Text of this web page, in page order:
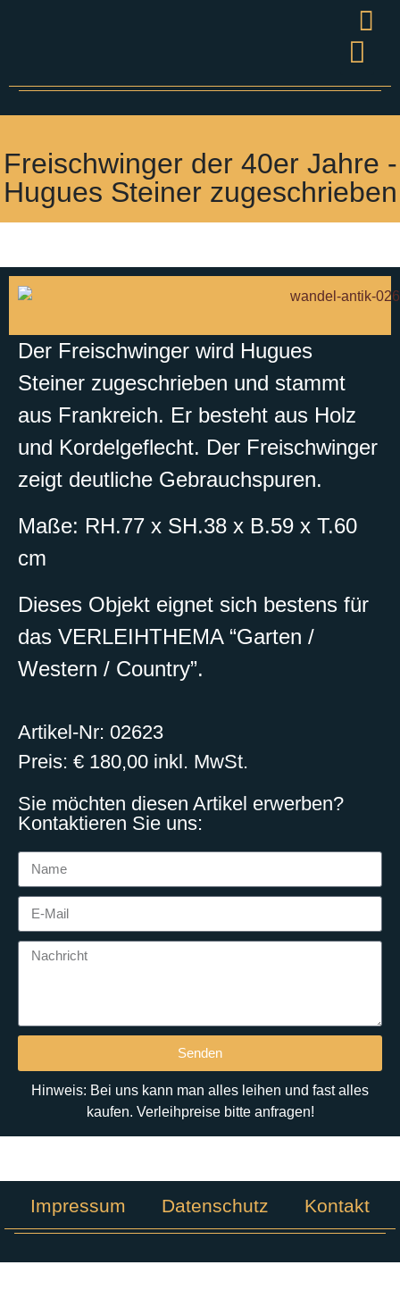
Freischwinger der 40er Jahre -
Hugues Steiner zugeschrieben
Der Freischwinger wird Hugues
Steiner zugeschrieben und stammt
aus Frankreich. Er besteht aus Holz
und Kordelgeflecht. Der Freischwinger
zeigt deutliche Gebrauchspuren.
Maße: RH.77 x SH.38 x B.59 x T.60
cm
Dieses Objekt eignet sich bestens für
das VERLEIHTHEMA “Garten /
Western / Country”.
Artikel-Nr: 02623
Preis: € 180,00 inkl. MwSt.
Sie möchten diesen Artikel erwerben?
Kontaktieren Sie uns:
Senden
Hinweis: Bei uns kann man alles leihen und fast alles
kaufen. Verleihpreise bitte anfragen!
Impressum Datenschutz Kontakt